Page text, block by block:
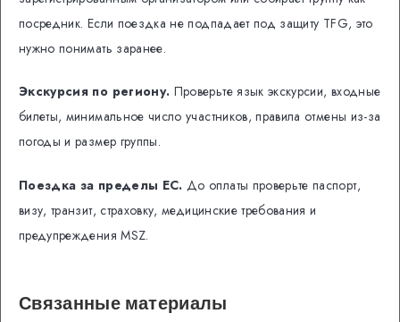
посредник. Если поездка не подпадает под защиту TFG, это
нужно понимать заранее.
Экскурсия по региону. Проверьте язык экскурсии, входные
билеты, минимальное число участников, правила отмены из-за
погоды и размер группы.
Поездка за пределы ЕС. До оплаты проверьте паспорт,
визу, транзит, страховку, медицинские требования и
предупреждения MSZ.
Связанные материалы